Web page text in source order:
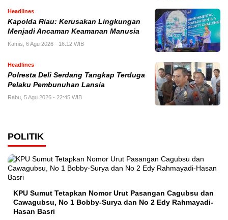
Headlines
Kapolda Riau: Kerusakan Lingkungan
Menjadi Ancaman Keamanan Manusia
Kamis, 6 Agu 2026 - 16:12 WIB
Headlines
Polresta Deli Serdang Tangkap Terduga
Pelaku Pembunuhan Lansia
Rabu, 5 Agu 2026 - 22:45 WIB
POLITIK
KPU Sumut Tetapkan Nomor Urut Pasangan Cagubsu dan
Cawagubsu, No 1 Bobby-Surya dan No 2 Edy Rahmayadi-
Hasan Basri